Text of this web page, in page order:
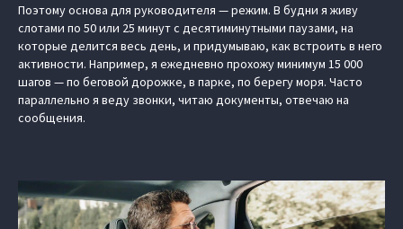
Поэтому основа для руководителя — режим. В будни я живу
слотами по 50 или 25 минут с десятиминутными паузами, на
которые делится весь день, и придумываю, как встроить в него
активности. Например, я ежедневно прохожу минимум 15 000
шагов — по беговой дорожке, в парке, по берегу моря. Часто
параллельно я веду звонки, читаю документы, отвечаю на
сообщения.